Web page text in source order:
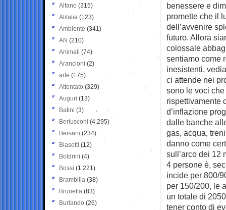
benessere e
promette che il
dell’avvenire
futuro. Allora
colossale
sentiamo come
inesistenti,
ci attende nei
sono le voci
rispettivamente
d’inflazione
dalle banche
gas, acqua,
danno come
sull’arco dei 12
4 persone è,
incide per 800/
per 150/200, le
un totale di
tener conto di
Alfano (315)
Alitalia (123)
Ambiente (341)
AN (210)
Animali (74)
Arancioni (2)
arte (175)
Attentato (329)
Auguri (13)
Batini (3)
Berlusconi (4.295)
Bersani (234)
Biasotti (12)
Boldrini (4)
Bossi (1.221)
Brambilla (38)
Brunetta (83)
Burlando (26)